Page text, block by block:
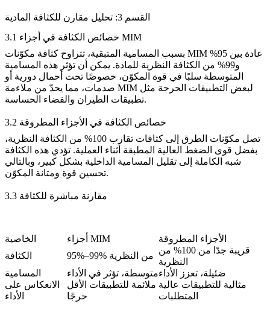
القسم 3: تحليل مقارن للكثافة المادية
3.1 خصائص الكثافة في أجزاء MIM
بسبب المسامية المتبقية، تتراوح كثافة مكوّنات MIM عادة بين 95%
و99% من الكثافة النظرية للمادة. يمكن أن تؤثر هذه المسامية
المتوسطة سلبًا في قوة المكوّن، خصوصًا تحت أحمال دورية أو
صدمات، مما يحدّ من ملاءمة MIM لبعض التطبيقات الحرجة مثل
تطبيقات الطيران والفضاء الحساسة.
3.2 خصائص الكثافة في الأجزاء المطروقة
تصل مكوّنات الطرق إلى كثافات تقارب 100% من الكثافة النظرية،
بفضل قوى الضغط العالية المطبقة أثناء العملية. تؤدي هذه الكثافة
شبه الكاملة إلى تقليل المسامية الداخلية بشكل كبير، وبالتالي
تحسين قوة ومتانة المكوّن.
3.3 مقارنة مباشرة للكثافة
الخاصية أجزاء MIM
الأجزاء المطروقة
الكثافة
95%–99% من النظرية
قريبة جدًا من 100% من
النظرية
المسامية
متوسطة، تؤثر في الأداءضئيلة، تعزز الأداء
الانعكاس على
الأداء
ملائمة للتطبيقات الأقل
حرجًا
مثالية للتطبيقات عالية
المتطلبات